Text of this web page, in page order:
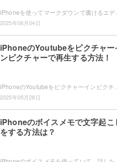
2025年06月04日
iPhoneのYoutubeをピクチャー
ンピクチャーで再生する方法！
2025年05月28日
iPhoneのボイスメモで文字起こ
をする方法は？